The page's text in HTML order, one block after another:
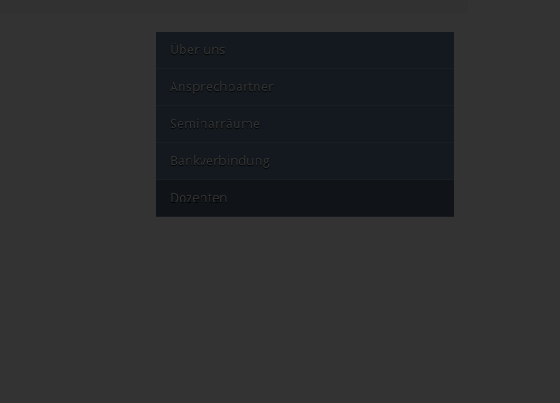
Über uns
Ansprechpartner
Seminarräume
Bankverbindung
Dozenten